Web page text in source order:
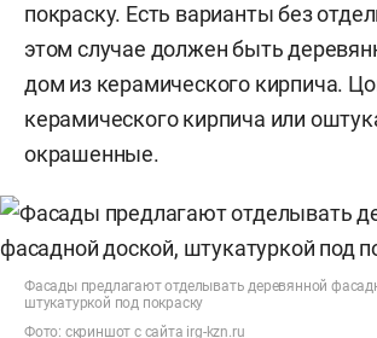
покраску. Есть варианты без
этом случае должен быть
дом из керамического кирпича.
керамического кирпича или
окрашенные.
Фасады предлагают отделывать деревянной
штукатуркой под покраску
Фото: скриншот с сайта irg-kzn.ru